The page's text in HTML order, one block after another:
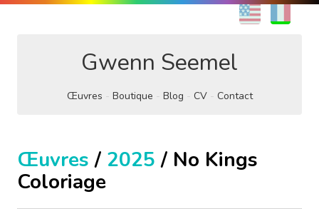
EN
Gwenn Seemel
Œuvres Boutique Blog CV Contact
Œuvres / 2025 / No Kings
Coloriage